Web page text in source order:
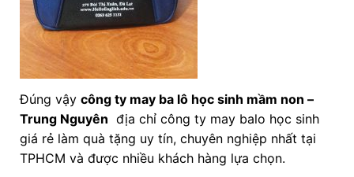
Đúng vậy công ty may ba lô học sinh mầm non –
Trung Nguyên địa chỉ công ty may balo học sinh
giá rẻ làm quà tặng uy tín, chuyên nghiệp nhất tại
TPHCM và được nhiều khách hàng lựa chọn.